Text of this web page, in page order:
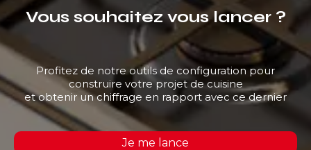
Vous souhaitez vous lancer ?
Profitez de notre outils de configuration pour
construire votre projet de cuisine
et obtenir un chiffrage en rapport avec ce dernier
Je me lance